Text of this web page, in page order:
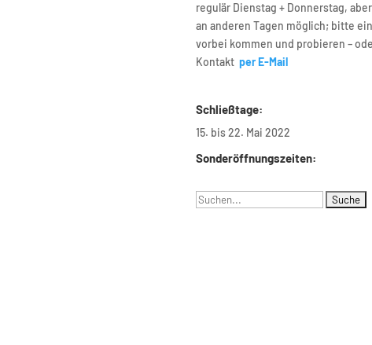
regulär Dienstag + Donnerstag,
an anderen Tagen möglich; bitte
vorbei kommen und probieren –
Kontakt per E-Mail
Schließtage:
15. bis 22. Mai 2022
Sonderöffnungszeiten:
Suchen